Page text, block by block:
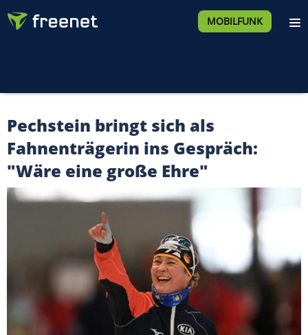
MOBILFUNK
Pechstein bringt sich als
Fahnenträgerin ins Gespräch:
"Wäre eine große Ehre"